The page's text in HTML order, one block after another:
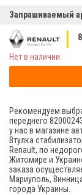
Запрашиваемый
Нет в наличии
Рекомендуем
переднего
у нас в магазине
Втулка
Renault, по
Житомире и
заказа
Мариуполь,
города Украины.